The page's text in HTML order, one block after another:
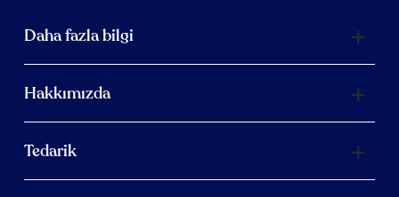
Daha fazla bilgi
Hakkımızda
Tedarik